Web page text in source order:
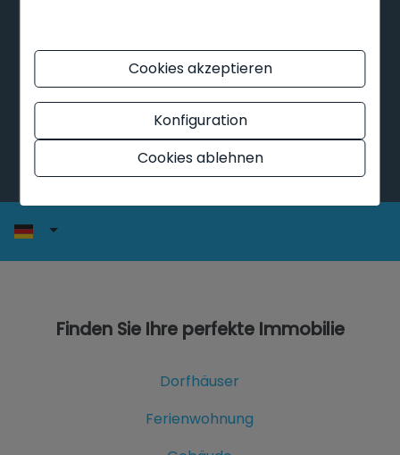
Dienstag bis Samstag: 9.30 – 13.00 / 16.30 –
Finden Sie Ihre perfekte Immobilie
Dorfhäuser
Ferienwohnung
Cookies akzeptieren
Konfiguration
Cookies ablehnen